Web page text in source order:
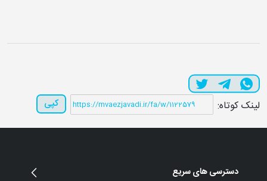
لینک کوتاه: کپی
دسترسی های سریع